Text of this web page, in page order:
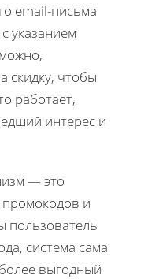
email-письма
указанием
скидку, чтобы
работает,
интерес и
— это
и
пользователь
система сама
выгодный